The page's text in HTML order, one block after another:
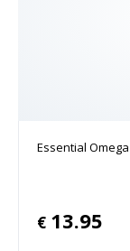
Essential Omega
€ 13.95